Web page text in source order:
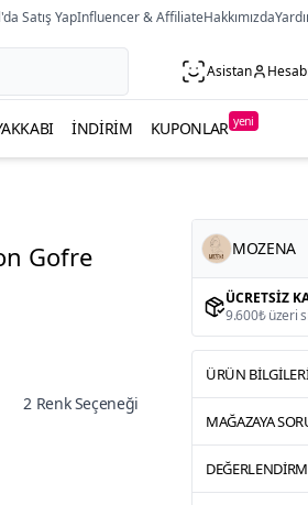
Satış YapInfluencer & AffiliateHakkımızda
Asistan
İNDIRIM KUPONLAR yeni
Gofre
2 Renk Seçeneği
MOZENA
ÜCRETSIZ
9.600₺ üzeri
ÜRÜN
MAĞAZAYA